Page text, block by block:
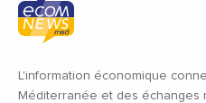
L'information économique
Méditerranée et des échanges